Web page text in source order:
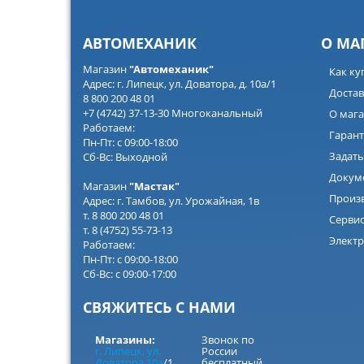
АВТОМЕХАНИК
Магазин"Автомеханик"
Адрес: г. Липецк, ул. Доватора, д. 10а/1
8 800 200 48 01
+7 (4742) 37-13-30 Многоканальный
Работаем:
Пн-Пт: с 09:00-18:00
Сб-Вс: Выходной
Магазин "Мастак"
Адрес: г. Тамбов, ул. Урожайная, 1в
т. 8 800 200 48 01
т. 8 (4752) 55-73-13
Работаем:
Пн-Пт: с 09:00-18:00
Сб-Вс: с 09:00-17:00
СВЯЖИТЕСЬ С НАМИ
Магазины:
г. Липецк, ул.
Звонок по
России
О
Как
О
Сервис